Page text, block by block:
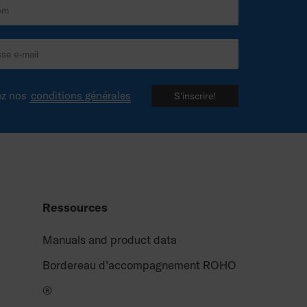
nos conditions générales S'inscrire!
Ressources
Manuals and product data
Bordereau d’accompagnement ROHO
®